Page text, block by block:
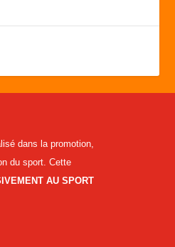
dans la promotion,
du sport. Cette
AU SPORT